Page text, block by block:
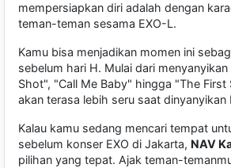
mempersiapkan diri adalah dengan
teman-teman sesama EXO-L.
Kamu bisa menjadikan momen ini
sebelum hari H. Mulai dari
Shot", "Call Me Baby" hingga "The First
akan terasa lebih seru saat dinyanyikan
Kalau kamu sedang mencari tempat
sebelum konser EXO di Jakarta, NAV
pilihan yang tepat. Ajak teman-